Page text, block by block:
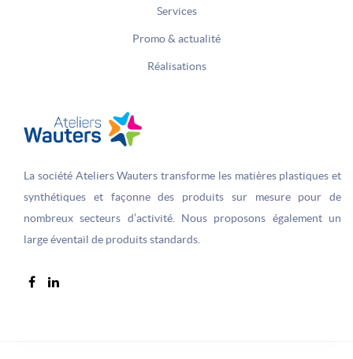
Services
Promo & actualité
Réalisations
La société Ateliers Wauters transforme les matières plastiques et
synthétiques et façonne des produits sur­ mesure pour de
nombreux secteurs d’activité. Nous proposons également un
large éventail de produits standards.